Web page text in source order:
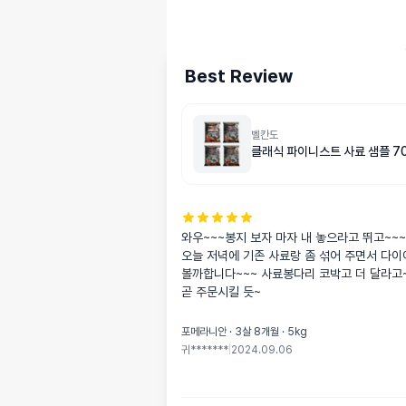
Best Review
벨칸도
클래식 파이니스트 사료 샘플
와우~~~봉지 보자 마자 내 놓으라고 뛰고
오늘 저녁에 기존 사료랑 좀 섞어 주면서 다
볼까합니다~~~ 사료봉다리 코박고 더 달라고
곧 주문시킬 듯~
포메라니안 · 3살 8개월 · 5kg
귀******* 2024.09.06